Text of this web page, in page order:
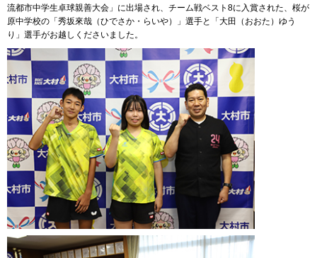
流都市中学生卓球親善大会」に出場され、チーム戦ベスト8に入賞された、桜が
原中学校の「秀坂來哉（ひでさか・らいや）」選手と「大田（おおた）ゆう
り」選手がお越しくださいました。